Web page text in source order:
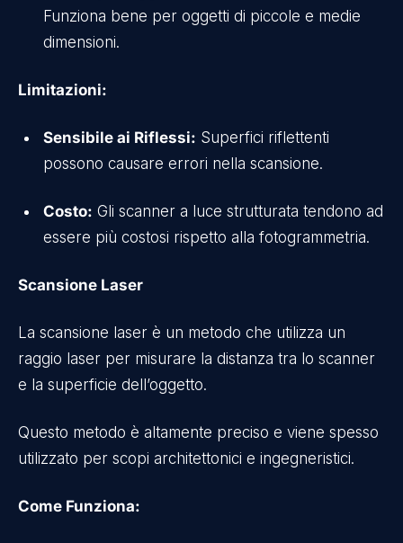
Funziona bene per oggetti di piccole e medie
dimensioni.
Limitazioni:
Sensibile ai Riflessi: Superfici riflettenti
possono causare errori nella scansione.
Costo: Gli scanner a luce strutturata tendono ad
essere più costosi rispetto alla fotogrammetria.
Scansione Laser
La scansione laser è un metodo che utilizza un
raggio laser per misurare la distanza tra lo scanner
e la superficie dell’oggetto.
Questo metodo è altamente preciso e viene spesso
utilizzato per scopi architettonici e ingegneristici.
Come Funziona: